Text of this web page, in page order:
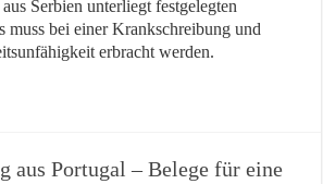
Serbien unterliegt festgelegten
muss bei einer Krankschreibung und
erbracht werden.
aus Portugal – Belege für eine